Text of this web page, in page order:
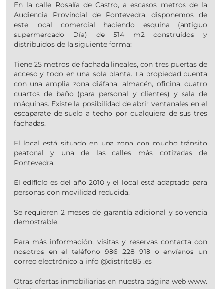
En la calle Rosalía de Castro, a escasos metros de la
Audiencia Provincial de Pontevedra, disponemos de
este local comercial haciendo esquina (antiguo
supermercado Día) de 514 m2 construidos y
distribuidos de la siguiente forma:
Tiene 25 metros de fachada lineales, con tres puertas de
acceso y todo en una sola planta. La propiedad cuenta
con una amplia zona diáfana, almacén, oficina, cuatro
cuartos de baño (para personal y clientes) y sala de
máquinas. Existe la posibilidad de abrir ventanales en el
escaparate de suelo a techo por cualquiera de sus tres
fachadas.
El local está situado en una zona con mucho tránsito
peatonal y una de las calles más cotizadas de
Pontevedra.
El edificio es del año 2010 y el local está adaptado para
personas con movilidad reducida.
Se requieren 2 meses de garantía adicional y solvencia
demostrable.
Para más información, visitas y reservas contacta con
nosotros en el teléfono 986 228 918 o envíanos un
correo electrónico a info @distrito85 .es
Otras ofertas inmobiliarias en nuestra página web www.